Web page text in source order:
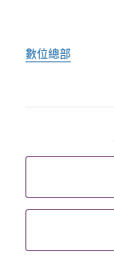
數位總部